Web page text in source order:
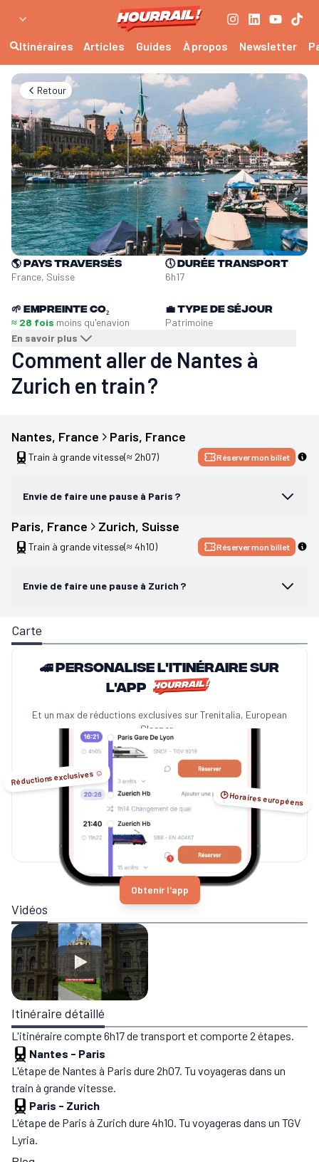
Itinéraires Articles Guides À propos Newsletter
Retour
🌎Pays traversés
France, Suisse
🕔Durée transport
6h17
🌱 Empreinte CO₂
≈ 28 fois moins qu'enavion
En savoir plus
💼Type de séjour
Patrimoine
Comment aller de Nantes à
Zurich en train ?
Nantes, France Paris, France
Train à grande vitesse(≈ 2h07) Réserver mon billet
Envie de faire une pause à Paris ?
Paris, France Zurich, Suisse
Train à grande vitesse(≈ 4h10) Réserver mon billet
Envie de faire une pause à Zurich ?
Carte
🚄 Personalise l'itinéraire sur
l'app
Et un max de réductions exclusives sur Trenitalia, European
Sleeper...
Réductions exclusives ☺️
🕑 Horaires européens
Obtenir l'app
Vidéos
Itinéraire détaillé
L'itinéraire compte 6h17 de transport et comporte 2 étapes.
Nantes - Paris
L'étape de Nantes à Paris dure 2h07. Tu voyageras dans un
train à grande vitesse.
Paris - Zurich
L'étape de Paris à Zurich dure 4h10. Tu voyageras dans un TGV
Lyria.